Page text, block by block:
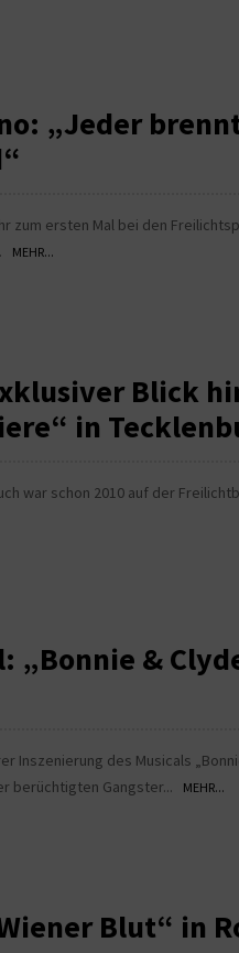
„Jeder
zum ersten Mal bei den
MEHR...
Blick
in
war schon 2010 auf der
„Bonnie &
Inszenierung des Musicals
berüchtigten Gangster...
MEHR...
Blut“ in